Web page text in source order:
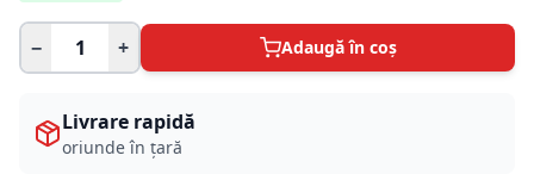
− + Adaugă în coș
Livrare rapidă
oriunde în țară